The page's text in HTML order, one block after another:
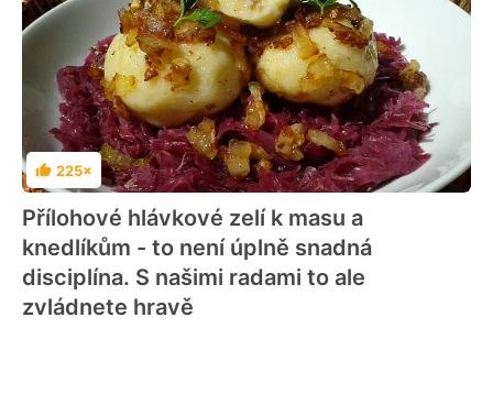
Hodnocení
225×
Přílohové hlávkové zelí k masu a
knedlíkům - to není úplně snadná
disciplína. S našimi radami to ale
zvládnete hravě